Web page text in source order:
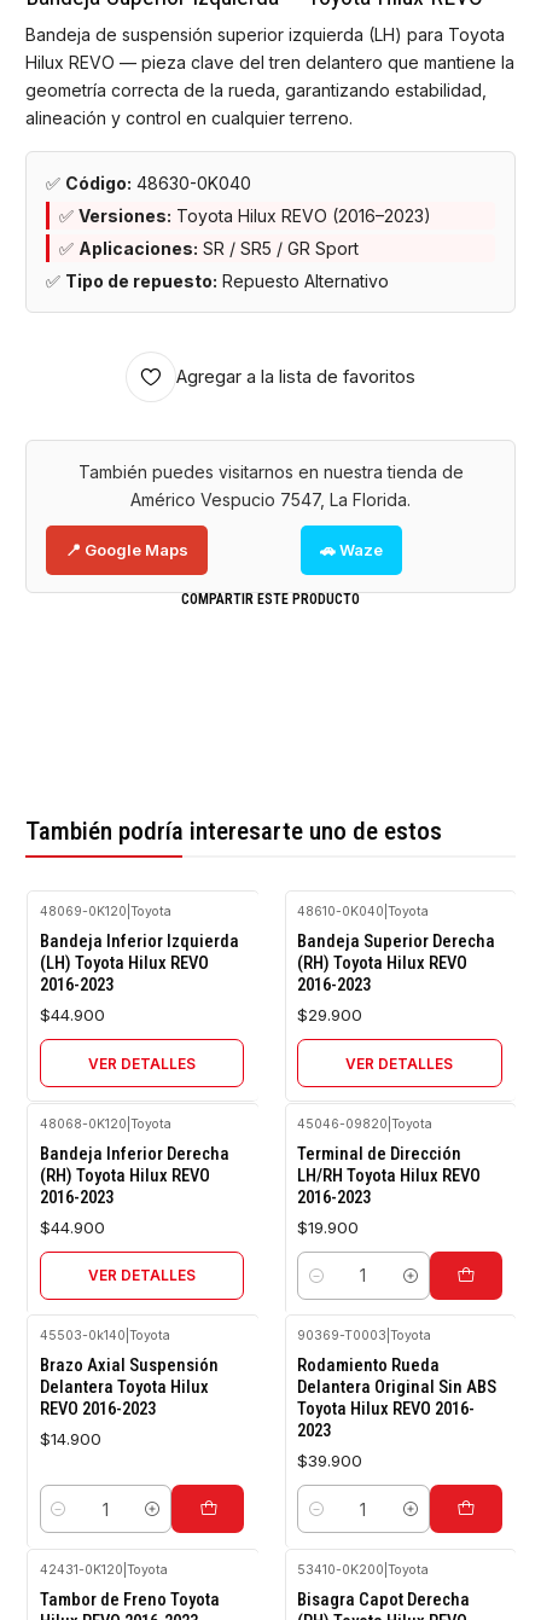
Bandeja de suspensión superior izquierda (LH) para Toyota
Hilux REVO — pieza clave del tren delantero que mantiene la
geometría correcta de la rueda, garantizando estabilidad,
alineación y control en cualquier terreno.
✅ Código: 48630-0K040
✅ Versiones: Toyota Hilux REVO (2016–2023)
✅ Aplicaciones: SR / SR5 / GR Sport
✅ Tipo de repuesto: Repuesto Alternativo
Agregar a la lista de favoritos
También puedes visitarnos en nuestra tienda de
Américo Vespucio 7547, La Florida.
📍 Google Maps 🚗 Waze
COMPARTIR ESTE PRODUCTO
También podría interesarte uno de estos
48069-0K120 Toyota
Bandeja Inferior Izquierda
(LH) Toyota Hilux REVO
2016-2023
$44.900
VER DETALLES
48610-0K040 Toyota
Bandeja Superior Derecha
(RH) Toyota Hilux REVO
2016-2023
$29.900
VER DETALLES
48068-0K120 Toyota
Bandeja Inferior Derecha
(RH) Toyota Hilux REVO
2016-2023
$44.900
VER DETALLES
45046-09820 Toyota
Terminal de Dirección
LH/RH Toyota Hilux REVO
2016-2023
$19.900
Cantidad
45503-0k140 Toyota
Brazo Axial Suspensión
Delantera Toyota Hilux
REVO 2016-2023
$14.900
Cantidad
90369-T0003 Toyota
Rodamiento Rueda
Delantera Original Sin ABS
Toyota Hilux REVO 2016-
2023
$39.900
Cantidad
42431-0K120 Toyota
Tambor de Freno Toyota
53410-0K200 Toyota
Bisagra Capot Derecha